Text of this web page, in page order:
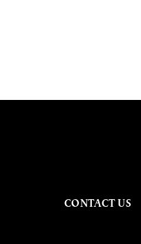
CONTACT US